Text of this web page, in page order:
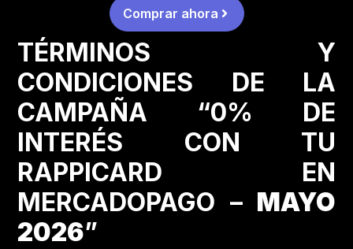
Comprar ahora
TÉRMINOS Y
CONDICIONES DE LA
CAMPAÑA “0% DE
INTERÉS CON TU
RAPPICARD EN
MERCADOPAGO – MAYO
2026”